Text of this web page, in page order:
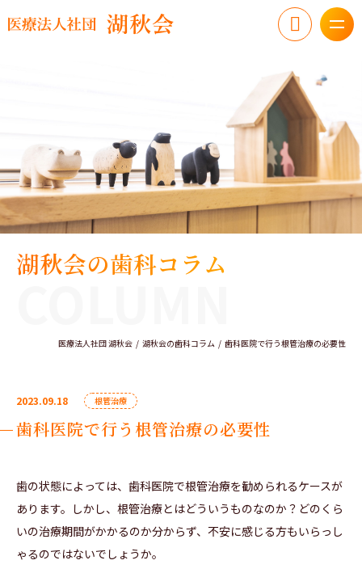
湖秋会の歯科コラム
医療法人社団 湖秋会 湖秋会の歯科コラム 歯科医院で行う根管治療の必要性
2023.09.18 根管治療
歯科医院で行う根管治療の必要性
歯の状態によっては、歯科医院で根管治療を勧められるケースが
あります。しかし、根管治療とはどういうものなのか？どのくら
いの治療期間がかかるのか分からず、不安に感じる方もいらっし
ゃるのではないでしょうか。